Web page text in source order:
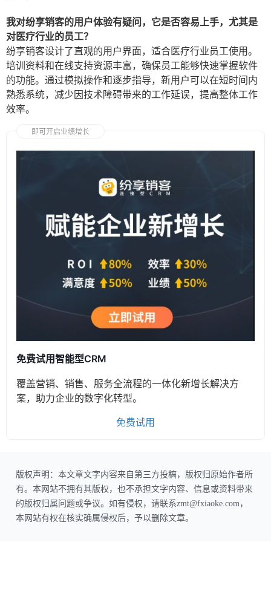
我对纷享销客的用户体验有疑问，它是否容易上手，尤其是
对医疗行业的员工？
纷享销客设计了直观的用户界面，适合医疗行业员工使用。
培训资料和在线支持资源丰富，确保员工能够快速掌握软件
的功能。通过模拟操作和逐步指导，新用户可以在短时间内
熟悉系统，减少因技术障碍带来的工作延误，提高整体工作
效率。
即可开启业绩增长
免费试用智能型CRM
覆盖营销、销售、服务全流程的一体化新增长解决方
案，助力企业的数字化转型。
免费试用
版权声明：本文章文字内容来自第三方投稿，版权归原始作者所
有。本网站不拥有其版权，也不承担文字内容、信息或资料带来
的版权归属问题或争议。如有侵权，请联系zmt@fxiaoke.com，
本网站有权在核实确属侵权后，予以删除文章。